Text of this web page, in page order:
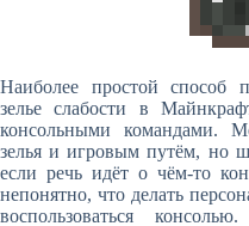
Наиболее простой способ
зелье слабости в
консольными командами.
зелья и игровым путём, но
если речь идёт о чём-то
непонятно, что делать
воспользоваться